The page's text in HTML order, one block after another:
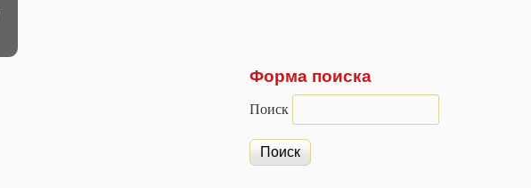
Форма поиска
Поиск